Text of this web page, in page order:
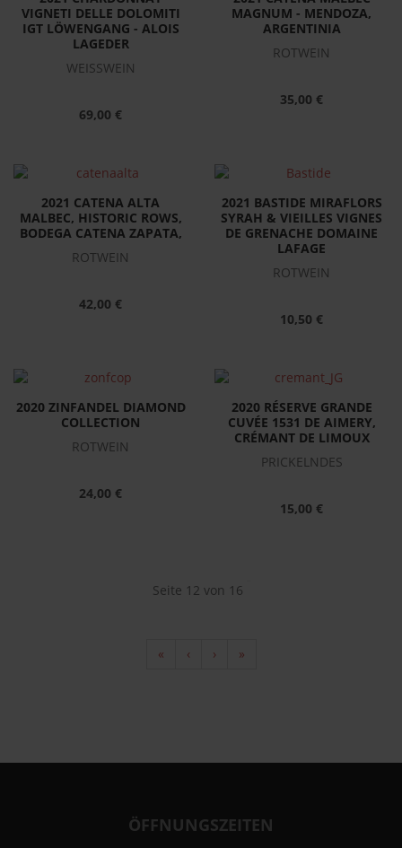
VIGNETI DELLE DOLOMITI
IGT LÖWENGANG - ALOIS
LAGEDER
WEISSWEIN
69,00 €
MAGNUM - MENDOZA,
ARGENTINIA
ROTWEIN
35,00 €
2021 CATENA ALTA
MALBEC, HISTORIC ROWS,
BODEGA CATENA ZAPATA,
ROTWEIN
42,00 €
2021 BASTIDE MIRAFLORS
SYRAH & VIEILLES VIGNES
DE GRENACHE DOMAINE
LAFAGE
ROTWEIN
10,50 €
2020 ZINFANDEL DIAMOND
COLLECTION
ROTWEIN
24,00 €
2020 RÉSERVE GRANDE
CUVÉE 1531 DE AIMERY,
CRÉMANT DE LIMOUX
PRICKELNDES
15,00 €
Seite 12 von 16
« ‹ › »
ÖFFNUNGSZEITEN